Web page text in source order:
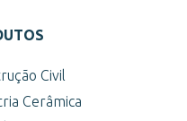
Civil
Cerâmica